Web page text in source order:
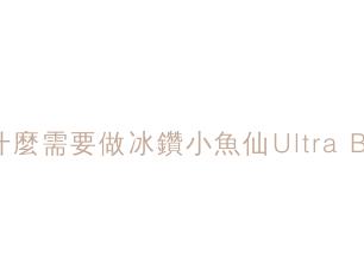
麼需要做冰鑽小魚仙Ultra